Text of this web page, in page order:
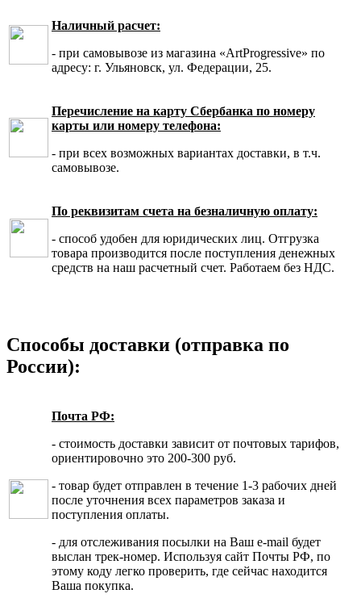
Наличный расчет:
- при самовывозе из магазина «ArtProgressive» по
адресу: г. Ульяновск, ул. Федерации, 25.
Перечисление на карту Сбербанка по номеру
карты или номеру телефона:
- при всех возможных вариантах доставки, в т.ч.
самовывозе.
По реквизитам счета на безналичную оплату:
- способ удобен для юридических лиц. Отгрузка
товара производится после поступления денежных
средств на наш расчетный счет. Работаем без НДС.
Способы доставки (отправка по
России):
Почта РФ:
- стоимость доставки зависит от почтовых тарифов,
ориентировочно это 200-300 руб.
- товар будет отправлен в течение 1-3 рабочих дней
после уточнения всех параметров заказа и
поступления оплаты.
- для отслеживания посылки на Ваш e-mail будет
выслан трек-номер. Используя сайт Почты РФ, по
этому коду легко проверить, где сейчас находится
Ваша покупка.